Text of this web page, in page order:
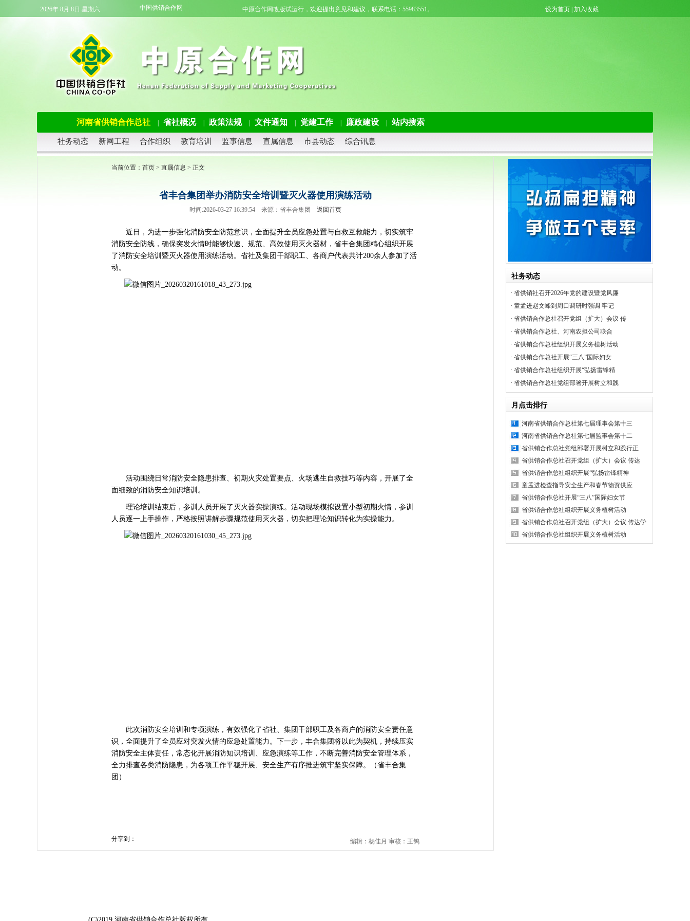
2026年 8月 8日 星期六 中国供销合作网 中原合作网改版试运行，欢迎提出意见和建议，联系电话：55983551。 设为首页 加入收藏
河南省供销合作总社 省社概况 政策法规 文件通知 党建工作 廉政建设 站内搜索
社务动态 新网工程 合作组织 教育培训 监事信息 直属信息 市县动态 综合讯息
当前位置： 首页 > 直属信息 > 正文
省丰合集团举办消防安全培训暨灭火器使用演练活动
时间:2026-03-27 16:39:54 来源：省丰合集团 返回首页
近日，为进一步强化消防安全防范意识，全面提升全员应急处置与自救互救能力，切实筑牢
消防安全防线，确保突发火情时能够快速、规范、高效使用灭火器材，省丰合集团精心组织开展
了消防安全培训暨灭火器使用演练活动。省社及集团干部职工、各商户代表共计200余人参加了活
动。
活动围绕日常消防安全隐患排查、初期火灾处置要点、火场逃生自救技巧等内容，开展了全
面细致的消防安全知识培训。
理论培训结束后，参训人员开展了灭火器实操演练。活动现场模拟设置小型初期火情，参训
人员逐一上手操作，严格按照讲解步骤规范使用灭火器，切实把理论知识转化为实操能力。
此次消防安全培训和专项演练，有效强化了省社、集团干部职工及各商户的消防安全责任意
识，全面提升了全员应对突发火情的应急处置能力。下一步，丰合集团将以此为契机，持续压实
消防安全主体责任，常态化开展消防知识培训、应急演练等工作，不断完善消防安全管理体系，
全力排查各类消防隐患，为各项工作平稳开展、安全生产有序推进筑牢坚实保障。（省丰合集
团）
分享到： 编辑：杨佳月 审核：王鸽
社务动态
· 省供销社召开2026年党的建设暨党风廉
· 童孟进赵文峰到周口调研时强调 牢记
· 省供销合作总社召开党组（扩大）会议 传
· 省供销合作总社、河南农担公司联合
· 省供销合作总社组织开展义务植树活动
· 省供销合作总社开展“三八”国际妇女
· 省供销合作总社组织开展“弘扬雷锋精
· 省供销合作总社党组部署开展树立和践
月点击排行
河南省供销合作总社第七届理事会第十三
河南省供销合作总社第七届监事会第十二
省供销合作总社党组部署开展树立和践行正
省供销合作总社召开党组（扩大）会议 传达
省供销合作总社组织开展“弘扬雷锋精神
童孟进检查指导安全生产和春节物资供应
省供销合作总社开展“三八”国际妇女节
省供销合作总社组织开展义务植树活动
省供销合作总社召开党组（扩大）会议 传达学
省供销合作总社组织开展义务植树活动